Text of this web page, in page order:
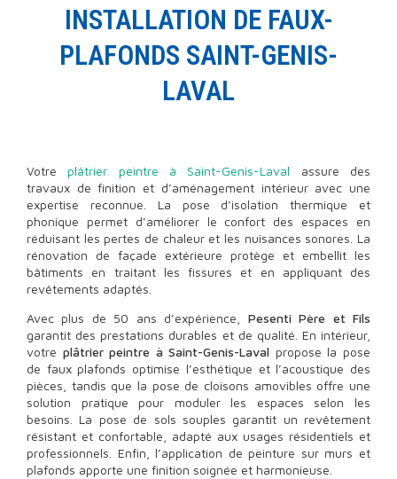
INSTALLATION DE FAUX-
PLAFONDS SAINT-GENIS-
LAVAL
Votre plâtrier peintre à Saint-Genis-Laval assure des
travaux de finition et d’aménagement intérieur avec une
expertise reconnue. La pose d’isolation thermique et
phonique permet d’améliorer le confort des espaces en
réduisant les pertes de chaleur et les nuisances sonores. La
rénovation de façade extérieure protège et embellit les
bâtiments en traitant les fissures et en appliquant des
revêtements adaptés.
Avec plus de 50 ans d’expérience, Pesenti Père et Fils
garantit des prestations durables et de qualité. En intérieur,
votre plâtrier peintre à Saint-Genis-Laval propose la pose
de faux plafonds optimise l’esthétique et l’acoustique des
pièces, tandis que la pose de cloisons amovibles offre une
solution pratique pour moduler les espaces selon les
besoins. La pose de sols souples garantit un revêtement
résistant et confortable, adapté aux usages résidentiels et
professionnels. Enfin, l’application de peinture sur murs et
plafonds apporte une finition soignée et harmonieuse.